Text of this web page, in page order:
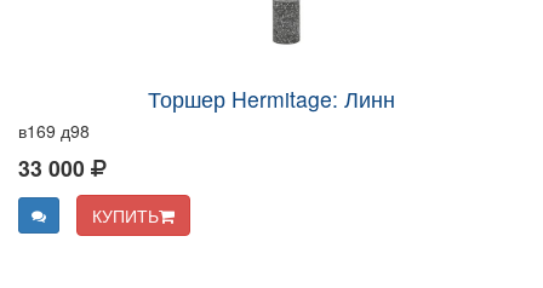
Торшер Hermitage: Линн
в169 д98
33 000
КУПИТЬ